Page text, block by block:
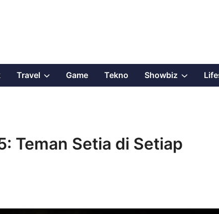
Travel ShowGame Tekno Showbiz Show
Teman Setia di Setiap